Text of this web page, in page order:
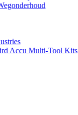
Accu Multi-Tool Kits